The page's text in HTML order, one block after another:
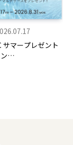
サマープレゼント